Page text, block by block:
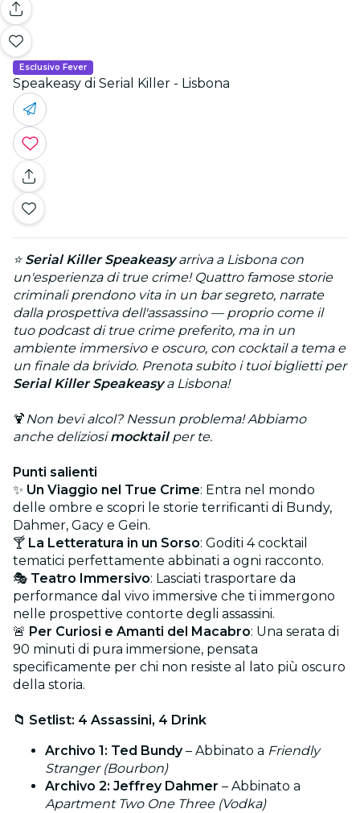
Esclusivo Fever
Speakeasy di Serial Killer - Lisbona
⭐ Serial Killer Speakeasyarriva a Lisbona con
un'esperienza di true crime! Quattro famose storie
criminali prendono vita in un bar segreto, narrate
dalla prospettiva dell'assassino — proprio come il
tuo podcast di true crime preferito, ma in un
ambiente immersivo e oscuro, con cocktail a tema e
un finale da brivido. Prenota subito i tuoi biglietti per
Serial Killer Speakeasya Lisbona!
🍹 Non bevi alcol? Nessun problema! Abbiamo
anche deliziosimocktailper te.
Punti salienti
✨ Un Viaggio nel True Crime: Entra nel mondo
delle ombre e scopri le storie terrificanti di Bundy,
Dahmer, Gacy e Gein.
🍸 La Letteratura in un Sorso: Goditi 4 cocktail
tematici perfettamente abbinati a ogni racconto.
🎭 Teatro Immersivo: Lasciati trasportare da
performance dal vivo immersive che ti immergono
nelle prospettive contorte degli assassini.
🚨 Per Curiosi e Amanti del Macabro: Una serata di
90 minuti di pura immersione, pensata
specificamente per chi non resiste al lato più oscuro
della storia.
📁 Setlist: 4 Assassini, 4 Drink
Archivo 1: Ted Bundy– Abbinato a Friendly
Stranger (Bourbon)
Archivo 2: Jeffrey Dahmer – Abbinato a
Apartment Two One Three (Vodka)